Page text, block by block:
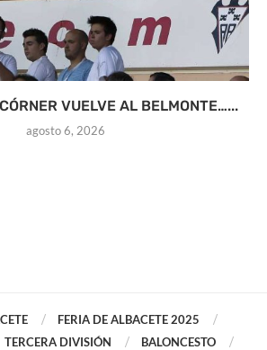
VUELVE AL BELMONTE…...
agosto 6, 2026
FERIA DE ALBACETE 2025
TERCERA DIVISIÓN
BALONCESTO